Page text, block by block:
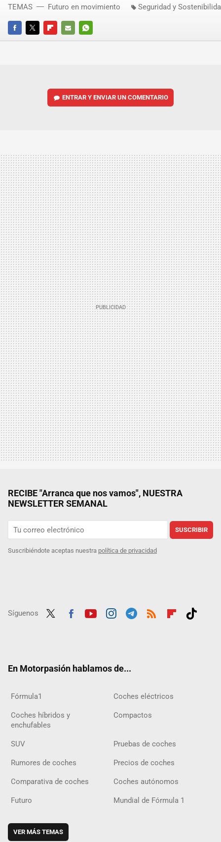
FACEBOOKTWITTERFLIPBOARD
E-
WHATSAPP
TEMAS Futuro en movimiento Seguridad y
ENTRAR Y ENVIAR UN COMENTARIO
RECIBE "Arranca que nos vamos", NUESTRA
NEWSLETTER SEMANAL
SUSCRIBIR
Suscribiéndote aceptas nuestra política de privacidad
Síguenos
En Motorpasión hablamos de...
Fórmula1 Coches eléctricos
Coches híbridos y
enchufables
Compactos
SUV Pruebas de coches
Rumores de coches Precios de coches
Comparativa de coches Coches autónomos
Futuro Mundial de Fórmula 1
VER MÁS TEMAS